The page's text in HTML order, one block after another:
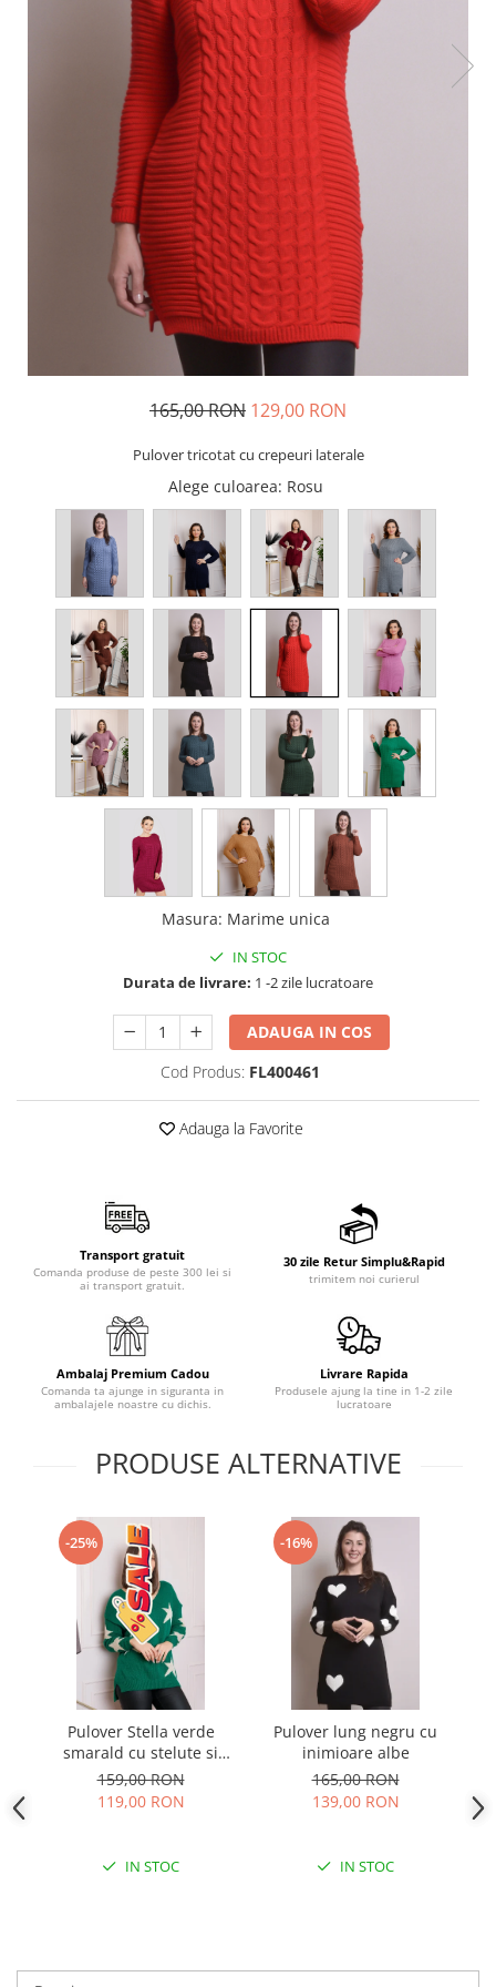
165,00 RON 129,00 RON
Pulover tricotat cu crepeuri laterale
Alege culoarea: Rosu
Masura: Marime unica
IN STOC
Durata de livrare: 1 -2 zile lucratoare
ADAUGA IN COS
Cod Produs: FL400461
Adauga la Favorite
Transport gratuit
Comanda produse de peste 300 lei si
ai transport gratuit.
30 zile Retur Simplu&Rapid
trimitem noi curierul
Ambalaj Premium Cadou
Comanda ta ajunge in siguranta in
ambalajele noastre cu dichis.
Livrare Rapida
Produsele ajung la tine in 1-2 zile
lucratoare
PRODUSE ALTERNATIVE
-25%
Pulover Stella verde
smarald cu stelute si
decolteu in V
159,00 RON
119,00 RON
IN STOC
-16%
Pulover lung negru cu
inimioare albe
165,00 RON
139,00 RON
IN STOC